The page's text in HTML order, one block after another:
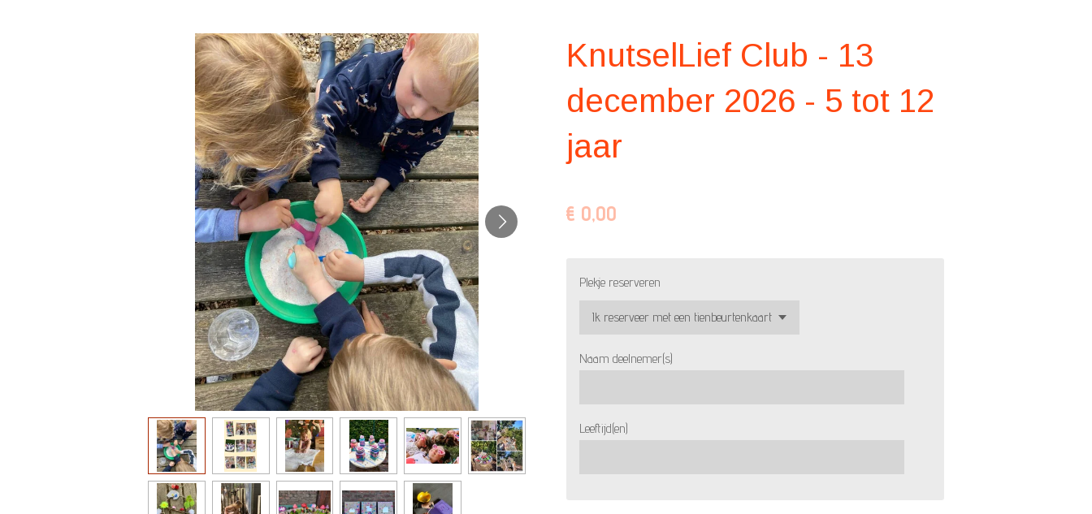
KnutselLief Club - 13
december 2026 - 5 tot 12
jaar
€ 0,00
Plekje reserveren
Naam deelnemer(s)
Leeftijd(en)